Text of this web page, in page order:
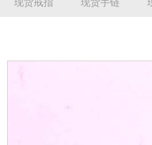
现货戒指 现货手链